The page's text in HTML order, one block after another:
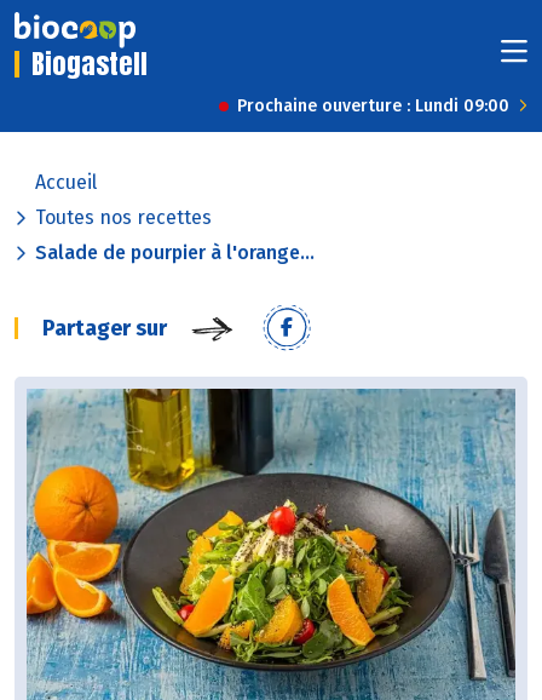
Biogastell
Prochaine ouverture : Lundi 09:00
Accueil
Toutes nos recettes
Salade de pourpier à l'orange...
Partager sur